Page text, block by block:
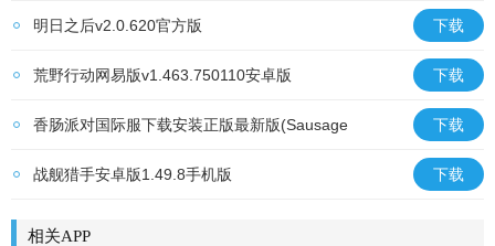
明日之后v2.0.620官方版 下载
荒野行动网易版v1.463.750110安卓版 下载
香肠派对国际服下载安装正版最新版(Sausage
Man)v23.56安卓版
下载
战舰猎手安卓版1.49.8手机版 下载
相关APP